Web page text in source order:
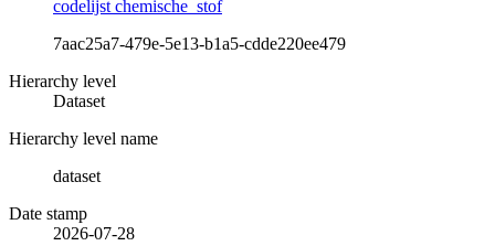
codelijst chemische_stof
7aac25a7-479e-5e13-b1a5-cdde220ee479
Hierarchy level
Dataset
Hierarchy level name
dataset
Date stamp
2026-07-28